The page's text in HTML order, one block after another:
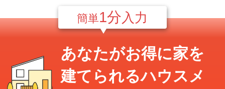
簡単1分 入力
あなたがお得に家を
建てられるハウスメ